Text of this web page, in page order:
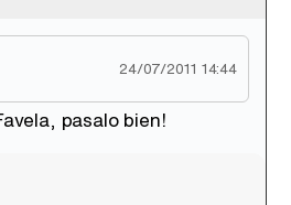
Tráiler de '33 días', la nueva serie de Atresplayer con Julián Villagrán y José Manuel Poga
24/07/2011 14:44
pasalo bien!